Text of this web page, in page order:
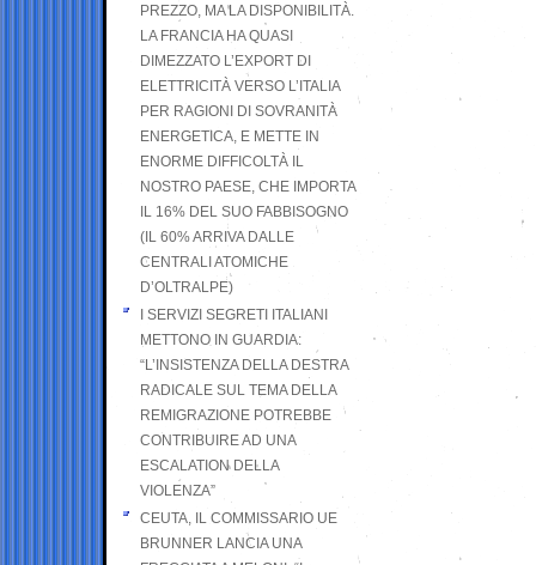
PREZZO, MA LA DISPONIBILITÀ.
LA FRANCIA HA QUASI
DIMEZZATO L’EXPORT DI
ELETTRICITÀ VERSO L’ITALIA
PER RAGIONI DI SOVRANITÀ
ENERGETICA, E METTE IN
ENORME DIFFICOLTÀ IL
NOSTRO PAESE, CHE IMPORTA
IL 16% DEL SUO FABBISOGNO
(IL 60% ARRIVA DALLE
CENTRALI ATOMICHE
D’OLTRALPE)
I SERVIZI SEGRETI ITALIANI
METTONO IN GUARDIA:
“L’INSISTENZA DELLA DESTRA
RADICALE SUL TEMA DELLA
REMIGRAZIONE POTREBBE
CONTRIBUIRE AD UNA
ESCALATION DELLA
VIOLENZA”
CEUTA, IL COMMISSARIO UE
BRUNNER LANCIA UNA